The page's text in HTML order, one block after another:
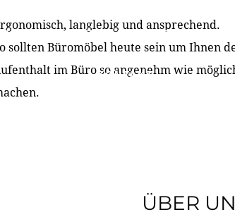
PRODUKTE ÜBER UNS PARTNER &
KONTAKT
langlebig und ansprechend.
sollten Büromöbel heute sein um Ihnen
im Büro so angenehm wie
ÜBER